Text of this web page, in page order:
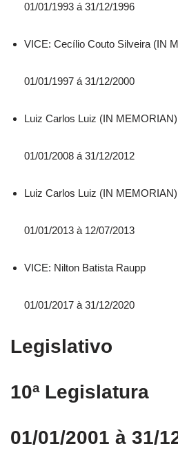
01/01/1993 á 31/12/1996
VICE: Cecílio Couto Silveira (IN
01/01/1997 á 31/12/2000
Luiz Carlos Luiz (IN MEMORIAN)
01/01/2008 á 31/12/2012
Luiz Carlos Luiz (IN MEMORIAN)
01/01/2013 à 12/07/2013
VICE: Nilton Batista Raupp
01/01/2017 à 31/12/2020
Legislativo
10ª Legislatura
01/01/2001 à 31/